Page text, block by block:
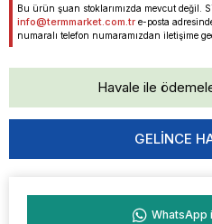
Bu ürün şuan stoklarımızda mevcut değil.
info@termmarket.com.tr e-posta
numaralı telefon numaramızdan iletişime
Havale ile
GELINCE
WhatsApp